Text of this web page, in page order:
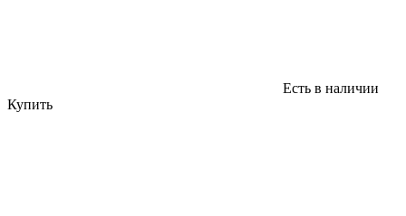
Есть в наличии
Купить